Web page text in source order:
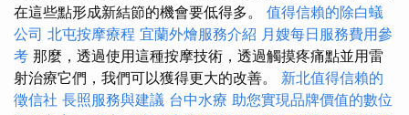
在這些點形成新結節的機會要低得多。 值得信賴的除白蟻
公司 北屯按摩療程 宜蘭外燴服務介紹 月嫂每日服務費用參
考 那麼，透過使用這種按摩技術，透過觸摸疼痛點並用雷
射治療它們，我們可以獲得更大的改善。 新北值得信賴的
徵信社 長照服務與建議 台中水療 助您實現品牌價值的數位